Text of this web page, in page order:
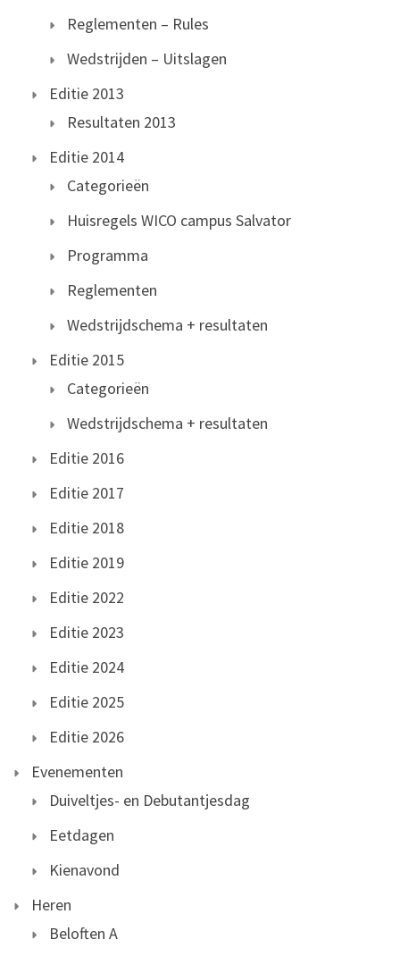
Reglementen – Rules
Wedstrijden – Uitslagen
Editie 2013
Resultaten 2013
Editie 2014
Categorieën
Huisregels WICO campus Salvator
Programma
Reglementen
Wedstrijdschema + resultaten
Editie 2015
Categorieën
Wedstrijdschema + resultaten
Editie 2016
Editie 2017
Editie 2018
Editie 2019
Editie 2022
Editie 2023
Editie 2024
Editie 2025
Editie 2026
Evenementen
Duiveltjes- en Debutantjesdag
Eetdagen
Kienavond
Heren
Beloften A